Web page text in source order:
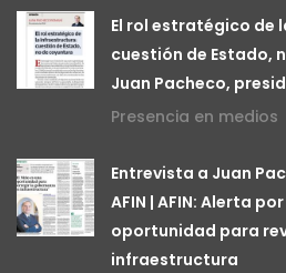
El rol estratégico de
cuestión de Estado,
Juan Pacheco,
Presencia en medios
Entrevista a Juan
AFIN | AFIN: Alerta
oportunidad para
infraestructura